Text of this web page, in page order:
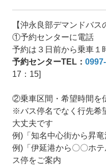
【沖永良部デマンドバス
①予約センターに電話
予約は３日前から乗車
予約センターTEL：
17：15]
②乗車区間・希望時間を
※バス停名でなく行先希
大丈夫です
例)「知名中心街から昇竜
例)「伊延港から〇〇ホ
ス停をご案内